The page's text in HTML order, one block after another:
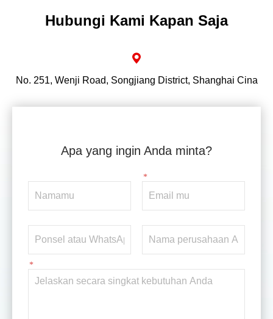
Hubungi Kami Kapan Saja
No. 251, Wenji Road, Songjiang District, Shanghai Cina
Apa yang ingin Anda minta?